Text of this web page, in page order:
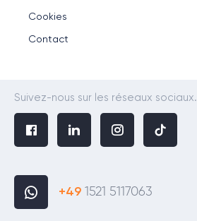
Cookies
Contact
Suivez-nous sur les réseaux sociaux.
+49 1521 5117063